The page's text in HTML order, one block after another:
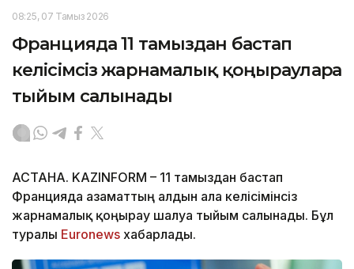
08:25, 07 Тамыз 2026
Францияда 11 тамыздан бастап
келісімсіз жарнамалық қоңырауларға
тыйым салынады
АСТАНА. KAZINFORM – 11 тамыздан бастап
Францияда азаматтың алдын ала келісімінсіз
жарнамалық қоңырау шалуға тыйым салынады. Бұл
туралы Euronews хабарлады.